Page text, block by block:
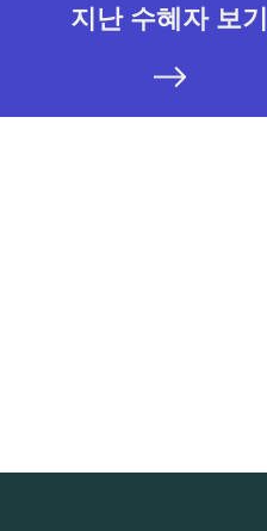
지난 수혜자 보기